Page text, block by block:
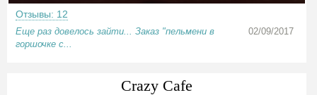
Отзывы: 12
Еще раз довелось зайти... Заказ "пельмени в
горшочке с...
02/09/2017
Crazy Cafe